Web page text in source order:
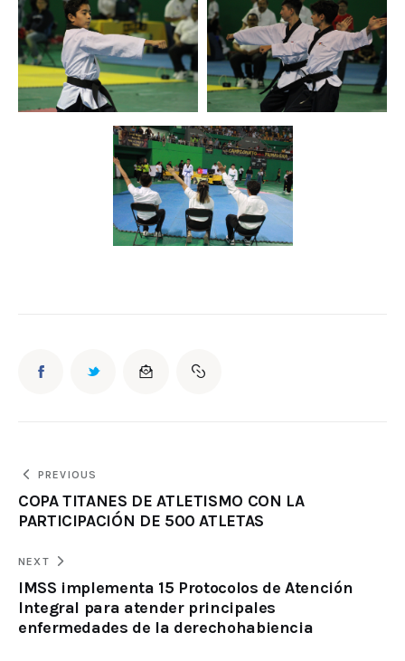
PREVIOUS
COPA TITANES DE ATLETISMO CON LA
PARTICIPACIÓN DE 500 ATLETAS
NEXT
IMSS implementa 15 Protocolos de Atención
Integral para atender principales
enfermedades de la derechohabiencia